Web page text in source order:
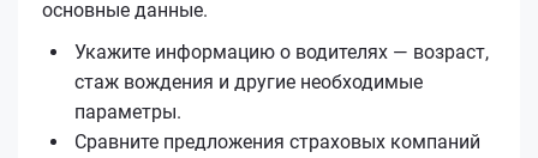
основные данные.
Укажите информацию о водителях — возраст,
стаж вождения и другие необходимые
параметры.
Сравните предложения страховых компаний